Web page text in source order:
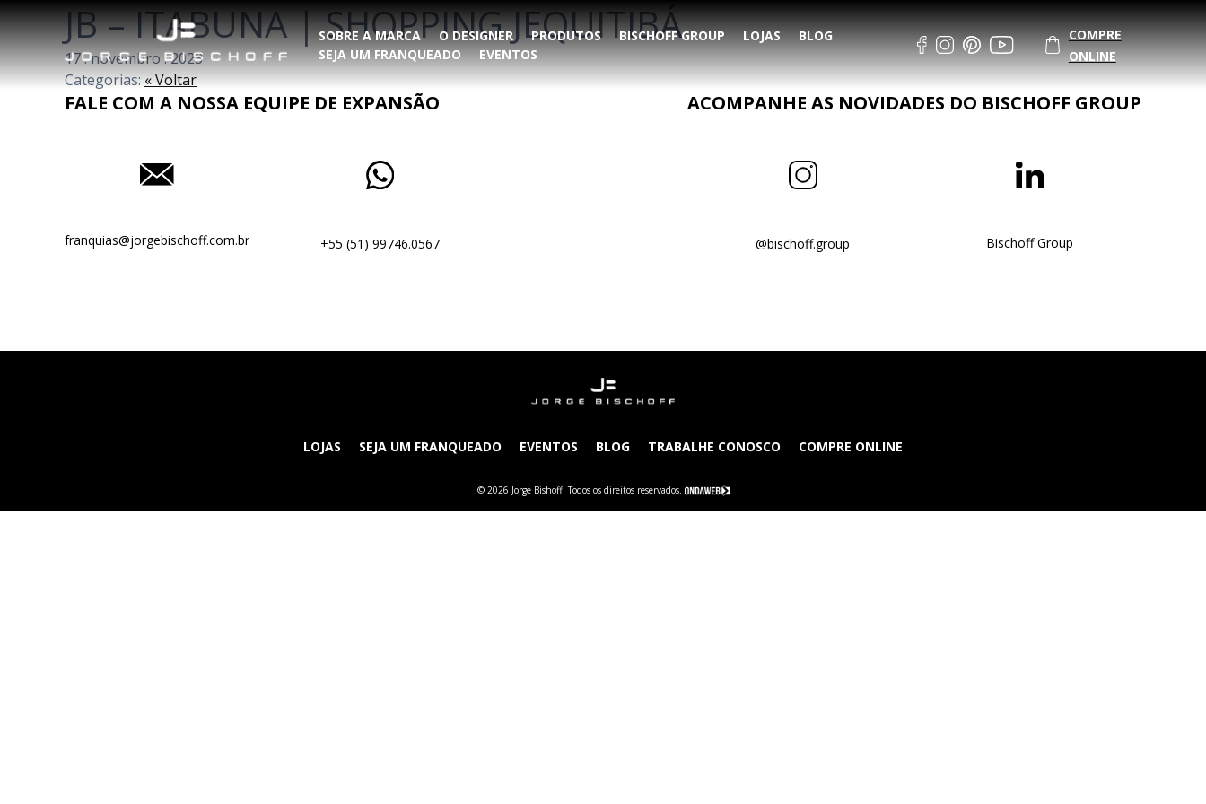
SOBRE A MARCA O DESIGNER PRODUTOS BISCHOFF GROUP LOJAS
BLOG
SEJA UM FRANQUEADO
EVENTOS
COMPRE
ONLINE
JB – ITABUNA | SHOPPING JEQUITIBÁ
17.novembro.2023
Categorias:« Voltar
FALE COM A NOSSA EQUIPE DE EXPANSÃO
franquias@jorgebischoff.com.br +55 (51) 99746.0567
ACOMPANHE AS NOVIDADES DO BISCHOFF GROUP
@bischoff.group Bischoff Group
LOJAS SEJA UM FRANQUEADO EVENTOS BLOG TRABALHE CONOSCO COMPRE ONLINE
© 2026 Jorge Bishoff. Todos os direitos reservados.